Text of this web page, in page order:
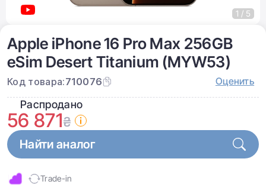
Apple iPhone 16 Pro Max 256GB
eSim Desert Titanium (MYW53)
Код товара:710076 Оценить
Распродано
56 871₴
Найти аналог
Trade-in
1 / 5